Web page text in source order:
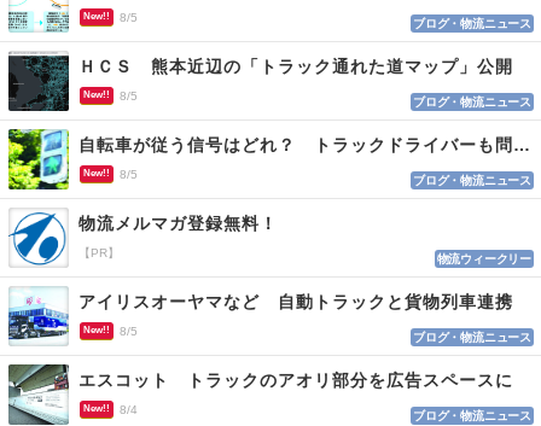
New!! 8/5 ブログ・物流ニュース
ＨＣＳ 熊本近辺の「トラック通れた道マップ」公開
New!! 8/5 ブログ・物流ニュース
自転車が従う信号はどれ？ トラックドライバーも問われる認識
New!! 8/5 ブログ・物流ニュース
物流メルマガ登録無料！
【PR】 物流ウィークリー
アイリスオーヤマなど 自動トラックと貨物列車連携
New!! 8/5 ブログ・物流ニュース
エスコット トラックのアオリ部分を広告スペースに
New!! 8/4 ブログ・物流ニュース